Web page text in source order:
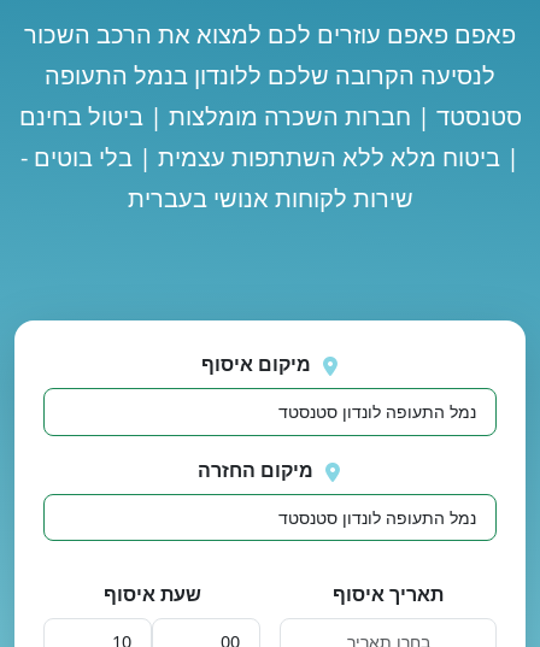
פאפם פאפם עוזרים לכם למצוא את הרכב השכור
לנסיעה הקרובה שלכם ללונדון בנמל התעופה
סטנסטד | חברות השכרה מומלצות | ביטול בחינם
| ביטוח מלא ללא השתתפות עצמית | בלי בוטים -
שירות לקוחות אנושי בעברית
שוב
מיקום איסוף
מיקום החזרה
תאריך איסוף שעת איסוף